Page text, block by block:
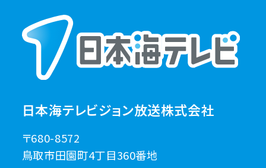
日本海テレビジョン放送株式会社
〒680-8572
鳥取市田園町4丁目360番地